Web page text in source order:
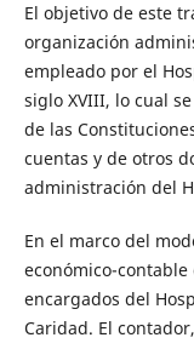
El objetivo de este
organización
empleado por el
siglo XVIII, lo cual
de las
cuentas y de otros
administración del
En el marco del
económico-
encargados del
Caridad. El